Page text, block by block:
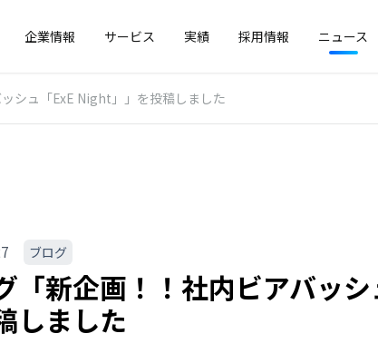
企業情報 サービス 実績 採用情報 ニュース
シュ「ExE Night」」を投稿しました
ブログ
「新企画！！社内ビアバッ
しました